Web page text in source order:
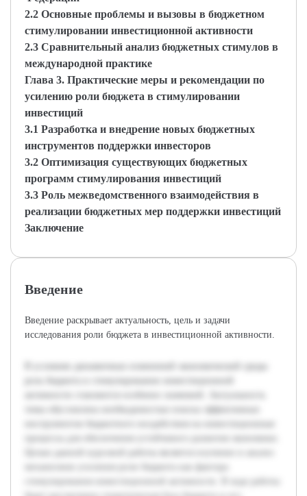
2.2 Основные проблемы и вызовы в бюджетном
стимулировании инвестиционной активности
2.3 Сравнительный анализ бюджетных стимулов в
международной практике
Глава 3. Практические меры и рекомендации по
усилению роли бюджета в стимулировании
инвестиций
3.1 Разработка и внедрение новых бюджетных
инструментов поддержки инвесторов
3.2 Оптимизация существующих бюджетных
программ стимулирования инвестиций
3.3 Роль межведомственного взаимодействия в
реализации бюджетных мер поддержки инвестиций
Заключение
Введение
Введение раскрывает актуальность, цель и задачи
исследования роли бюджета в инвестиционной активности.